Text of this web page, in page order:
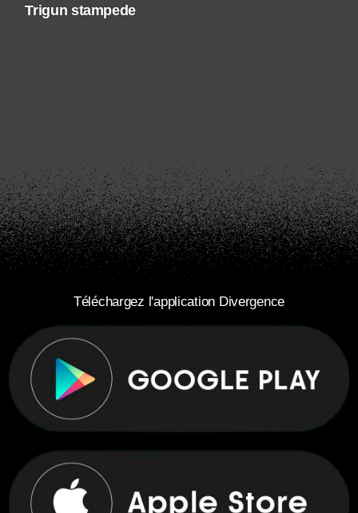
Trigun stampede
Téléchargez l'application Divergence